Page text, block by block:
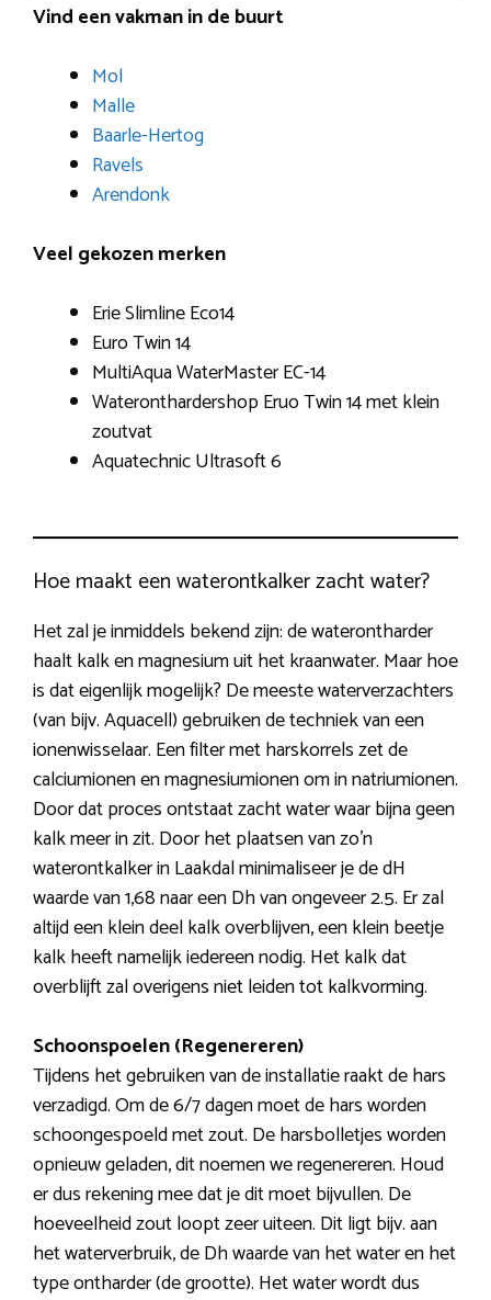
Vind een vakman in de buurt
Mol
Malle
Baarle-Hertog
Ravels
Arendonk
Veel gekozen merken
Erie Slimline Eco14
Euro Twin 14
MultiAqua WaterMaster EC-14
Wateronthardershop Eruo Twin 14 met klein
zoutvat
Aquatechnic Ultrasoft 6
Hoe maakt een waterontkalker zacht water?
Het zal je inmiddels bekend zijn: de waterontharder
haalt kalk en magnesium uit het kraanwater. Maar hoe
is dat eigenlijk mogelijk? De meeste waterverzachters
(van bijv. Aquacell) gebruiken de techniek van een
ionenwisselaar. Een filter met harskorrels zet de
calciumionen en magnesiumionen om in natriumionen.
Door dat proces ontstaat zacht water waar bijna geen
kalk meer in zit. Door het plaatsen van zo’n
waterontkalker in Laakdal minimaliseer je de dH
waarde van 1,68 naar een Dh van ongeveer 2.5. Er zal
altijd een klein deel kalk overblijven, een klein beetje
kalk heeft namelijk iedereen nodig. Het kalk dat
overblijft zal overigens niet leiden tot kalkvorming.
Schoonspoelen (Regenereren)
Tijdens het gebruiken van de installatie raakt de hars
verzadigd. Om de 6/7 dagen moet de hars worden
schoongespoeld met zout. De harsbolletjes worden
opnieuw geladen, dit noemen we regenereren. Houd
er dus rekening mee dat je dit moet bijvullen. De
hoeveelheid zout loopt zeer uiteen. Dit ligt bijv. aan
het waterverbruik, de Dh waarde van het water en het
type ontharder (de grootte). Het water wordt dus